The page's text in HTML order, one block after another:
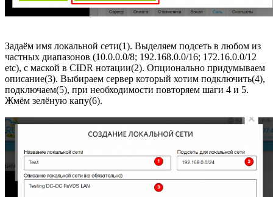
Задаём имя локальной сети(1). Выделяем подсеть в любом из
частных диапазонов (10.0.0.0/8; 192.168.0.0/16; 172.16.0.0/12
etc), с маской в CIDR нотации(2). Опционально придумываем
описание(3). Выбираем сервер который хотим подключить(4),
подключаем(5), при необходимости повторяем шаги 4 и 5.
Жмём зелёную капу(6).